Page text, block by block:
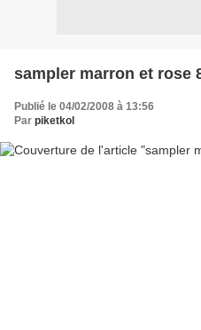
sampler marron et rose
Publié le 04/02/2008 à 13:56
Par piketkol